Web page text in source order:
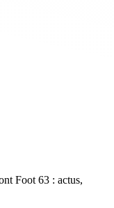
Foot 63 : actus,